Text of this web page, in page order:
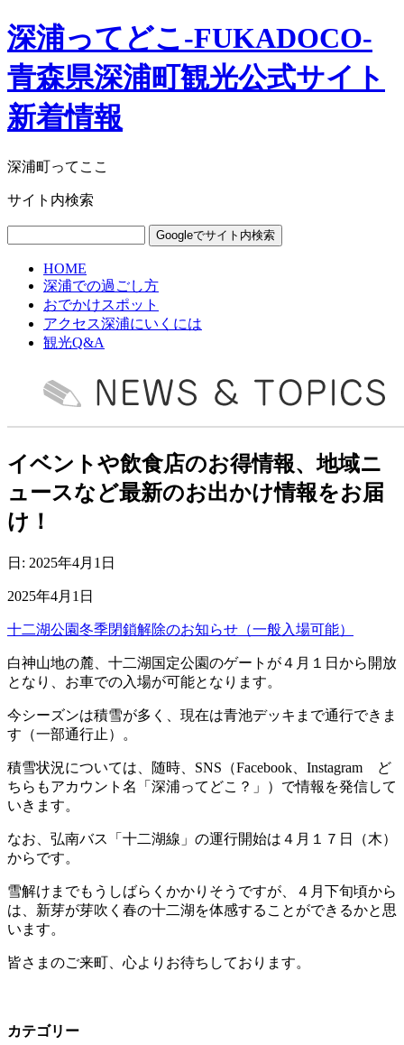
深浦ってどこ-FUKADOCO-
青森県深浦町観光公式サイト
新着情報
深浦町ってここ
サイト内検索
HOME
深浦での過ごし方
おでかけスポット
アクセス深浦にいくには
観光Q&A
イベントや飲食店のお得情報、地域ニ
ュースなど最新のお出かけ情報をお届
け！
日: 2025年4月1日
2025年4月1日
十二湖公園冬季閉鎖解除のお知らせ（一般入場可能）
白神山地の麓、十二湖国定公園のゲートが４月１日から開放
となり、お車での入場が可能となります。
今シーズンは積雪が多く、現在は青池デッキまで通行できま
す（一部通行止）。
積雪状況については、随時、SNS（Facebook、Instagram ど
ちらもアカウント名「深浦ってどこ？」）で情報を発信して
いきます。
なお、弘南バス「十二湖線」の運行開始は４月１７日（木）
からです。
雪解けまでもうしばらくかかりそうですが、４月下旬頃から
は、新芽が芽吹く春の十二湖を体感することができるかと思
います。
皆さまのご来町、心よりお待ちしております。
カテゴリー